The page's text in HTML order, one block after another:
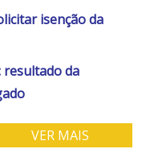
isenção da
resultado da
VER MAIS